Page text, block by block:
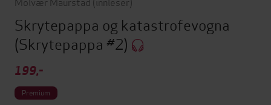
Skrytepappa og katastrofevogna
(Skrytepappa #2)
199,-
Premium